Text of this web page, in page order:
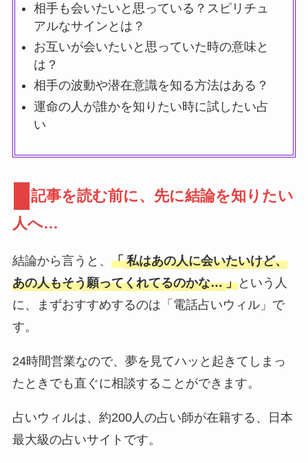
相手も会いたいと思っている？スピリチュ
アルなサインとは？
お互いが会いたいと思っていた時の意味と
は？
相手の波動や潜在意識を知る方法はある？
運命の人が誰かを知りたい時に試したい占
い
記事を読む前に、先に結論を知りたい
人へ…
結論から言うと、 「 私はあの人に会いたいけど、
あの人もそう願ってくれてるのかな… 」という人
に、まずおすすめするのは「電話占いウィル」で
す。
24時間営業なので、夢を見てハッと起きてしまっ
たときでも直ぐに相談することができます。
占いウィルは、約200人の占い師が在籍する、日本
最大級の占いサイトです。